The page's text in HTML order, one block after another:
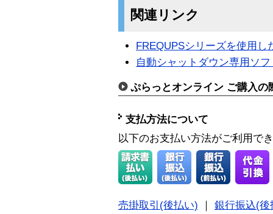
関連リンク
FREQUPSシリーズを使用し
自動シャットダウン専用ソ
ぷらっとオンライン ご購入の
支払方法について
以下のお支払い方法がご利用で
売掛取引(後払い)
銀行振込(後